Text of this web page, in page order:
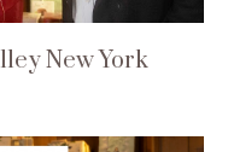
New York